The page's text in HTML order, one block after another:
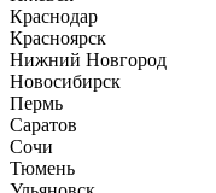
Краснодар
Красноярск
Нижний Новгород
Новосибирск
Пермь
Саратов
Сочи
Тюмень